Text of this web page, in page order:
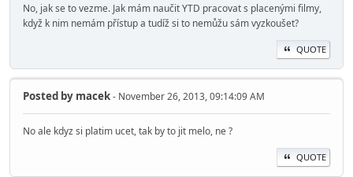
No, jak se to vezme. Jak mám naučit YTD pracovat s placenými filmy,
když k nim nemám přístup a tudíž si to nemůžu sám vyzkoušet?
QUOTE
Posted by macek- November 26, 2013, 09:14:09 AM
No ale kdyz si platim ucet, tak by to jit melo, ne ?
QUOTE